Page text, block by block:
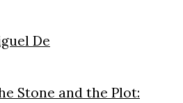
De
Stone and the Plot: